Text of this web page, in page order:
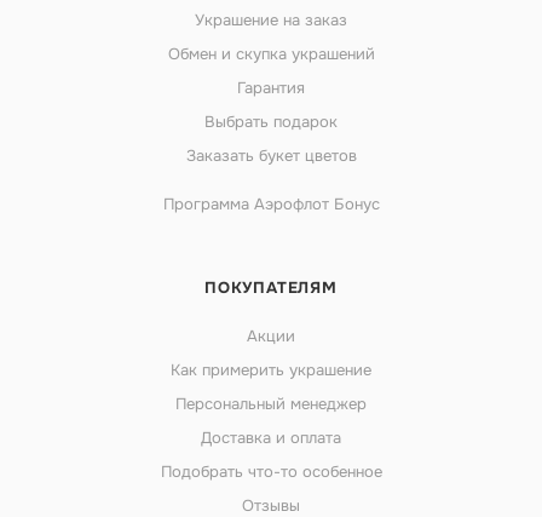
Украшение на заказ
Обмен и скупка украшений
Гарантия
Выбрать подарок
Заказать букет цветов
Программа Аэрофлот Бонус
ПОКУПАТЕЛЯМ
Акции
Как примерить украшение
Персональный менеджер
Доставка и оплата
Подобрать что-то особенное
Отзывы